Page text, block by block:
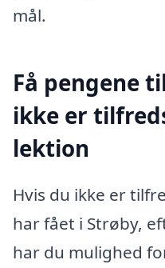
mål.
Få pengene
ikke er
lektion
Hvis du ikke er
har fået i Strøby,
har du mulighed